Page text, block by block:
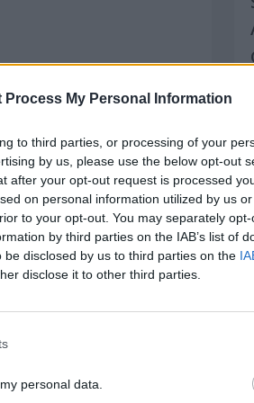
Process My Personal Information
to third parties, or processing of your
by us, please use the below opt-out
after your opt-out request is processed
on personal information utilized by us
to your opt-out. You may separately
by third parties on the IAB’s list of
disclosed by us to third parties on the
disclose it to other third parties.
personal data.